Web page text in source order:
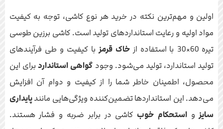
اولین و مهم‌ترین نکته در خرید هر نوع کاشی، توجه به کیفیت
مواد اولیه و رعایت استانداردهای تولید است. کاشی برزین طوسی
تیره 60×30 با استفاده از
خاک قرمزبا کیفیت و طی فرآیندهای
تولید استاندارد، تولید می‌شود. وجود گواهی استانداردبرای این
محصول، اطمینان خاطر شما را از کیفیت و دوام آن افزایش
می‌دهد. این استانداردها تضمین‌کننده ویژگی‌هایی مانندپایداری
سایزواستحکام خوب کاشی در برابر ضربه و فشار هستند.